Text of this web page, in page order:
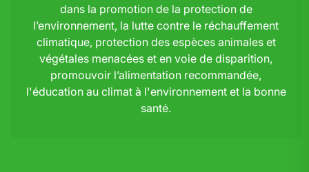
dans la promotion de la protection de
l’environnement, la lutte contre le réchauffement
climatique, protection des espèces animales et
végétales menacées et en voie de disparition,
promouvoir l’alimentation recommandée,
l'éducation au climat à l'environnement et la bonne
santé.